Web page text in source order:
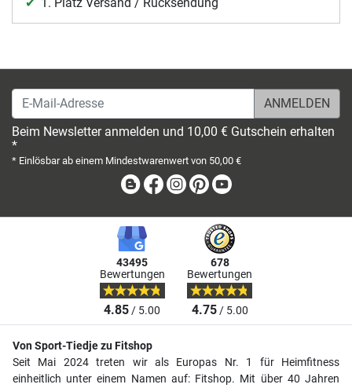
E-Mail-Adresse
Beim Newsletter anmelden und 10,00 € Gutschein erhalten
*
* Einlösbar ab einem Mindestwarenwert von 50,00 €
BlogFacebook
Instagram
Pinterest
43495
Bewertungen
4.85/ 5.00
678
Bewertungen
4.75/ 5.00
Von Sport-Tiedje zu Fitshop
Seit Mai 2024 treten wir als Europas Nr. 1 für Heimfitness
einheitlich unter einem Namen auf: Fitshop. Mit über 40 Jahren